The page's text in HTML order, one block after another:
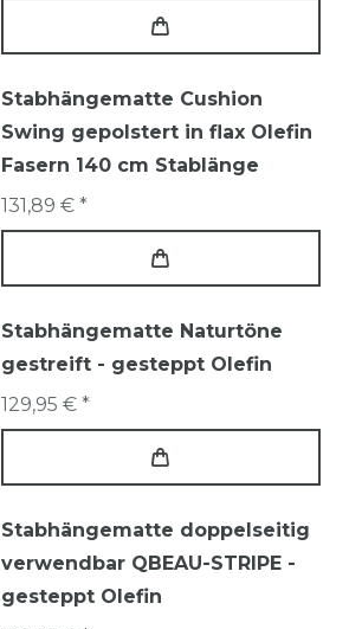
Stabhängematte Cushion
Swing gepolstert in flax Olefin
Fasern 140 cm Stablänge
131,89 € *
Stabhängematte Naturtöne
gestreift - gesteppt Olefin
129,95 € *
Stabhängematte doppelseitig
verwendbar QBEAU-STRIPE -
gesteppt Olefin